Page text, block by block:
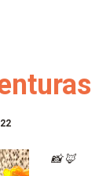
📸 🦊